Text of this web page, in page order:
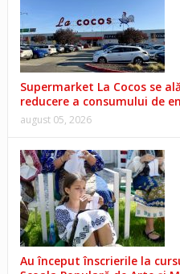
Supermarket La Cocos se
reducere a consumului de
august 05, 2026
Au început înscrierile la